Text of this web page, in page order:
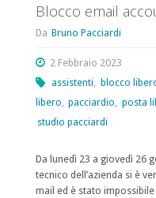
Blocco email
Da Bruno Pacciardi
2 Febbraio 2023
assistenti, blocco
libero, pacciardio, posta
studio pacciardi
Da lunedì 23 a giovedì 26
tecnico dell’azienda si è
mail ed è stato